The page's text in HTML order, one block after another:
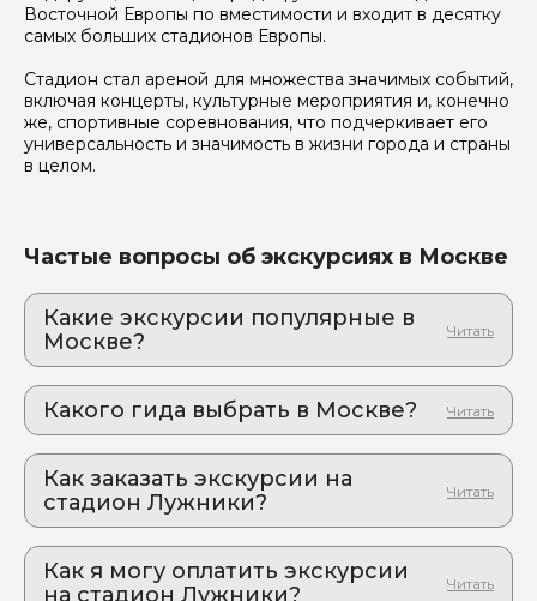
Восточной Европы по вместимости и входит в десятку
самых больших стадионов Европы.
Стадион стал ареной для множества значимых событий,
включая концерты, культурные мероприятия и, конечно
же, спортивные соревнования, что подчеркивает его
универсальность и значимость в жизни города и страны
в целом.
Частые вопросы об экскурсиях в Москве
Какие экскурсии популярные в
Москве?
архитектурным уклоном
Обзорная архитектурная экскурсия по
Введенскому кладбищу.
2. Экскурсия по Армянскому кладбищу в
Москве
Тайны московского некрополя: узнаем кто нашел
3. Старый Арбат - от прошлого к настоящему
Путешествие по столице: секретные уголки старой
Какого гида выбрать в Москве?
2. Елена.Ф 595
3. Татьяна.Ф 372
4. Валерия.П 837
5. Майя.В 281
Как заказать экскурсии на
стадион Лужники?
Едем»:
Как я могу оплатить экскурсии
на стадион Лужники?
Я даю своё согласие на обработку персональных
данных